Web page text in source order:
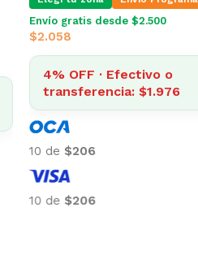
Envío Gratis Programable
Envío gratis
$4.994
4% OFF · Efectivo o
transferencia: $4.794
10 de$499